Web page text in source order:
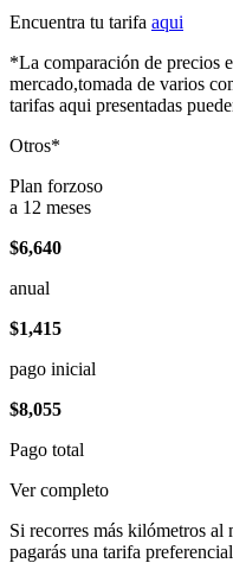
Encuentra tu tarifa aqui
*La comparación de precios
mercado,tomada de varios
tarifas aqui presentadas
Otros*
Plan forzoso
a 12 meses
$6,640
anual
$1,415
pago inicial
$8,055
Pago total
Ver completo
Si recorres más kilómetros al
pagarás una tarifa